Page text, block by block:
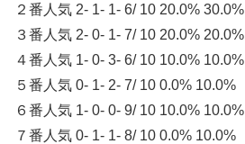
２番人気 2- 1- 1- 6/ 10 20.0% 30.0%
３番人気 2- 0- 1- 7/ 10 20.0% 20.0%
４番人気 1- 0- 3- 6/ 10 10.0% 10.0%
５番人気 0- 1- 2- 7/ 10 0.0% 10.0%
６番人気 1- 0- 0- 9/ 10 10.0% 10.0%
７番人気 0- 1- 1- 8/ 10 0.0% 10.0%